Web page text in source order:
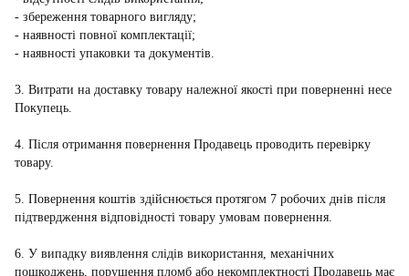
- збереження товарного вигляду;
- наявності повної комплектації;
- наявності упаковки та документів.
3. Витрати на доставку товару належної якості при поверненні несе
Покупець.
4. Після отримання повернення Продавець проводить перевірку
товару.
5. Повернення коштів здійснюється протягом 7 робочих днів після
підтвердження відповідності товару умовам повернення.
6. У випадку виявлення слідів використання, механічних
пошкоджень, порушення пломб або некомплектності Продавець має